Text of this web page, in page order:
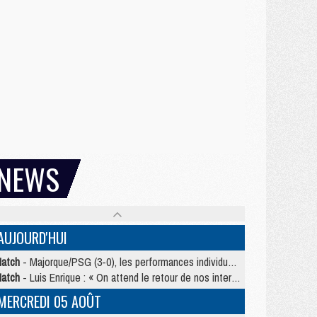
- Majorque/PSG (3-0), les performances individuelles
- Luis Enrique : « On attend le retour de nos internationaux »
05 AOÛT